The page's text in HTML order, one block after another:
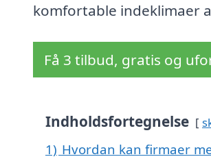
komfortable indeklimaer
Få 3 tilbud, gratis og
Indholdsfortegnelse
1) Hvordan kan firmaer